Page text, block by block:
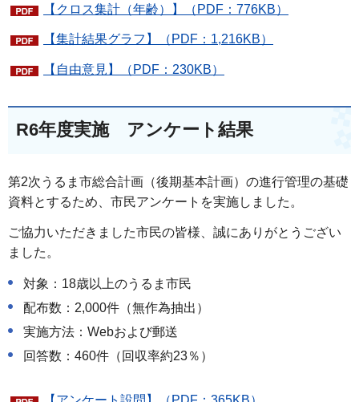
【クロス集計（年齢）】（PDF：776KB）
【集計結果グラフ】（PDF：1,216KB）
【自由意見】（PDF：230KB）
R6年度実施 アンケート結果
第2次うるま市総合計画（後期基本計画）の進行管理の基礎
資料とするため、市民アンケートを実施しました。
ご協力いただきました市民の皆様、誠にありがとうござい
ました。
対象：18歳以上のうるま市民
配布数：2,000件（無作為抽出）
実施方法：Webおよび郵送
回答数：460件（回収率約23％）